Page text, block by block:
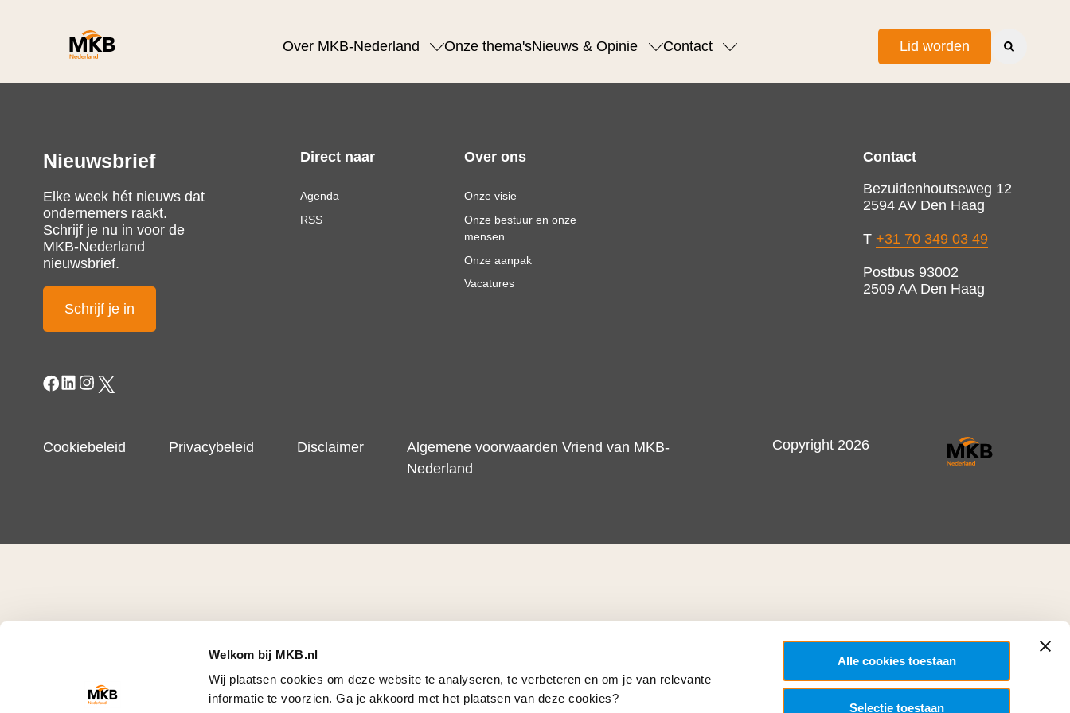
Welkom bij MKB.nl
Wij plaatsen cookies om deze website te analyseren, te verbeteren en om je van relevante
informatie te voorzien. Ga je akkoord met het plaatsen van deze cookies?
Alle cookies toestaan
Selectie toestaan
Over MKB-Nederland Onze thema'sNieuws & Opinie Contact Lid worden
Nieuwsbrief
Elke week hét nieuws dat
ondernemers raakt.
Schrijf je nu in voor de
MKB-Nederland
nieuwsbrief.
Schrijf je in
Direct naar
Agenda
RSS
Over ons
Onze visie
Onze bestuur en onze
mensen
Onze aanpak
Vacatures
Contact
Bezuidenhoutseweg 12
2594 AV Den Haag
T +31 70 349 03 49
Postbus 93002
2509 AA Den Haag
Cookiebeleid Privacybeleid Disclaimer
Algemene voorwaarden Vriend van MKB-
Nederland
Copyright 2026